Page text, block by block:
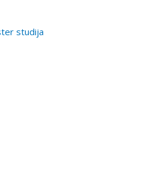
studija